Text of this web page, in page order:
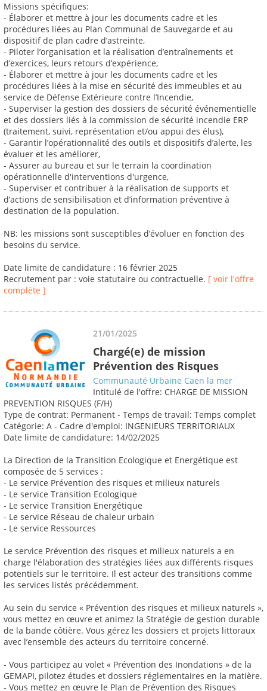
Missions spécifiques:
- Élaborer et mettre à jour les documents cadre et les
procédures liées au Plan Communal de Sauvegarde et au
dispositif de plan cadre d’astreinte,
- Piloter l’organisation et la réalisation d’entraînements et
d’exercices, leurs retours d’expérience,
- Élaborer et mettre à jour les documents cadre et les
procédures liées à la mise en sécurité des immeubles et au
service de Défense Extérieure contre l’Incendie,
- Superviser la gestion des dossiers de sécurité événementielle
et des dossiers liés à la commission de sécurité incendie ERP
(traitement, suivi, représentation et/ou appui des élus),
- Garantir l’opérationnalité des outils et dispositifs d’alerte, les
évaluer et les améliorer,
- Assurer au bureau et sur le terrain la coordination
opérationnelle d'interventions d'urgence,
- Superviser et contribuer à la réalisation de supports et
d’actions de sensibilisation et d’information préventive à
destination de la population.
NB: les missions sont susceptibles d’évoluer en fonction des
besoins du service.
Date limite de candidature : 16 février 2025
Recrutement par : voie statutaire ou contractuelle. [ voir l'offre
complète ]
21/01/2025
Chargé(e) de mission
Prévention des Risques
Communauté Urbaine Caen la mer
Intitulé de l'offre: CHARGE DE MISSION
PREVENTION RISQUES (F/H)
Type de contrat: Permanent - Temps de travail: Temps complet
Catégorie: A - Cadre d'emploi: INGENIEURS TERRITORIAUX
Date limite de candidature: 14/02/2025
La Direction de la Transition Ecologique et Energétique est
composée de 5 services :
- Le service Prévention des risques et milieux naturels
- Le service Transition Ecologique
- Le service Transition Energétique
- Le service Réseau de chaleur urbain
- Le service Ressources
Le service Prévention des risques et milieux naturels a en
charge l'élaboration des stratégies liées aux différents risques
potentiels sur le territoire. Il est acteur des transitions comme
les services listés précédemment.
Au sein du service « Prévention des risques et milieux naturels »,
vous mettez en œuvre et animez la Stratégie de gestion durable
de la bande côtière. Vous gérez les dossiers et projets littoraux
avec l’ensemble des acteurs du territoire concerné.
- Vous participez au volet « Prévention des Inondations » de la
GEMAPI, pilotez études et dossiers réglementaires en la matière.
- Vous mettez en œuvre le Plan de Prévention des Risques